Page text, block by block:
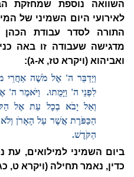
השוואה נוספת שמחזקת
לאירועי היום השמיני של
התורה לסדר עבודת הכהן
מדגישה שעבודה זו באה
ואביהוא (ויקרא טז, א-ג):
וַיְדַבֵּר ה' אֶל מֹשֶׁה אַחֲרֵי
לִפְנֵי ה' וַיָּמֻתוּ. וַיֹּאמֶר
וְאַל יָבֹא בְכָל עֵת אֶל
הַכַּפֹּרֶת אֲשֶׁר עַל הָאָרֹן
הַקֹּדֶשׁ.
ביום השמיני למילואים, עת
כדין, נאמר תחילה (ויקרא ט,